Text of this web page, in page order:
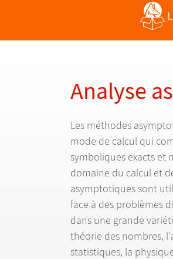
Retour vers les
Analyse
Les méthodes
mode de calcul qui
symboliques exacts et
domaine du calcul et
asymptotiques sont
face à des problèmes
dans une grande variét
théorie des nombres,
statistiques, la